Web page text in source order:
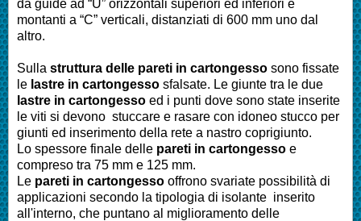
da guide ad “U” orizzontali superiori ed inferiori e
montanti a “C” verticali, distanziati di 600 mm uno dal
altro.
Sulla struttura delle pareti in cartongesso sono fissate
le lastre in cartongesso sfalsate. Le giunte tra le due
lastre in cartongesso ed i punti dove sono state inserite
le viti si devono stuccare e rasare con idoneo stucco per
giunti ed inserimento della rete a nastro coprigiunto.
Lo spessore finale delle pareti in cartongesso e
compreso tra 75 mm e 125 mm.
Le pareti in cartongesso offrono svariate possibilità di
applicazioni secondo la tipologia di isolante inserito
all'interno, che puntano al miglioramento delle